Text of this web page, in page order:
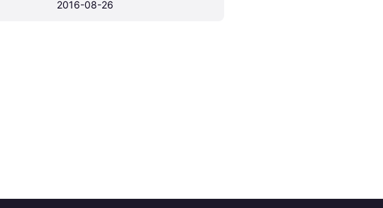
2016-08-26